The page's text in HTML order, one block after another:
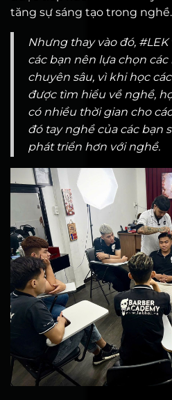
tăng sự sáng tạo trong nghề.
Nhưng thay vào đó,
các bạn nên lựa chọn
chuyên sâu, vì khi học
được tìm hiểu về nghề,
có nhiều thời gian cho
đó tay nghề của các bạn
phát triển hơn với nghề.